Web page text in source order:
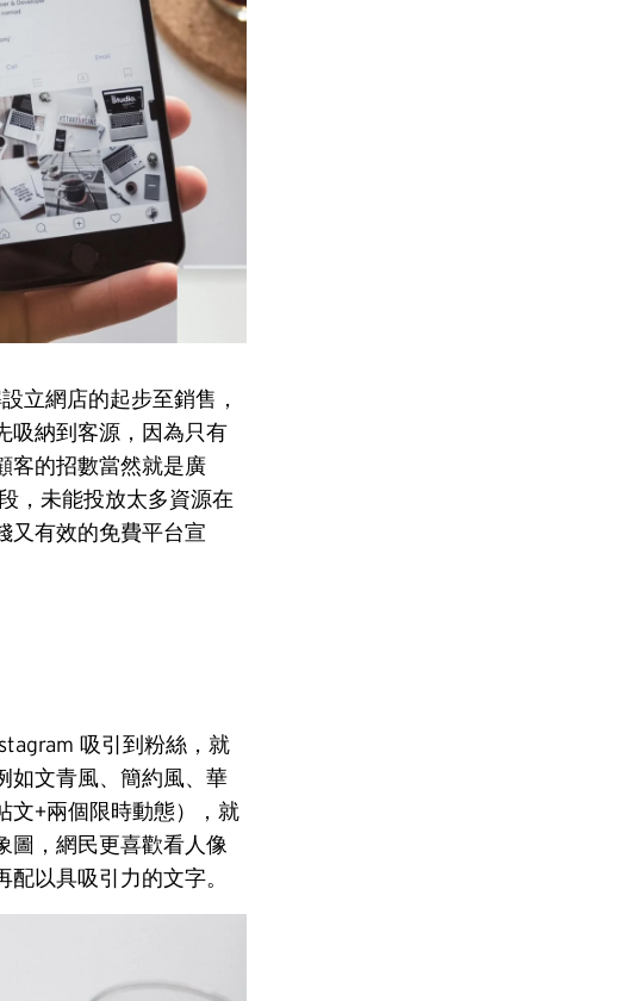
立網店的起步至銷售，
吸納到客源，因為只有
客的招數當然就是廣
，未能投放太多資源在
又有效的免費平台宣
吸引到粉絲，就
如文青風、簡約風、華
文+兩個限時動態），就
圖，網民更喜歡看人像
以具吸引力的文字。